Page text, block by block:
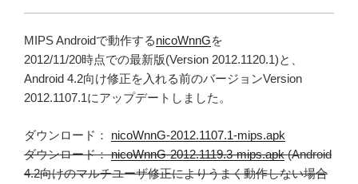
MIPS Androidで動作するnicoWnnGを
2012/11/20時点での最新版(Version 2012.1120.1)と、
Android 4.2向け修正を入れる前のバージョンVersion
2012.1107.1にアップデートしました。
ダウンロード： nicoWnnG-2012.1107.1-mips.apk
ダウンロード：nicoWnnG-2012.1119.3-mips.apk(Android
4.2向けのマルチユーザ修正によりうまく動作しない場合